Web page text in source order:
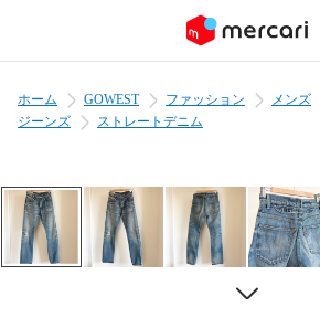
ホーム GOWEST ファッション メンズ
ジーンズ
ストレートデニム